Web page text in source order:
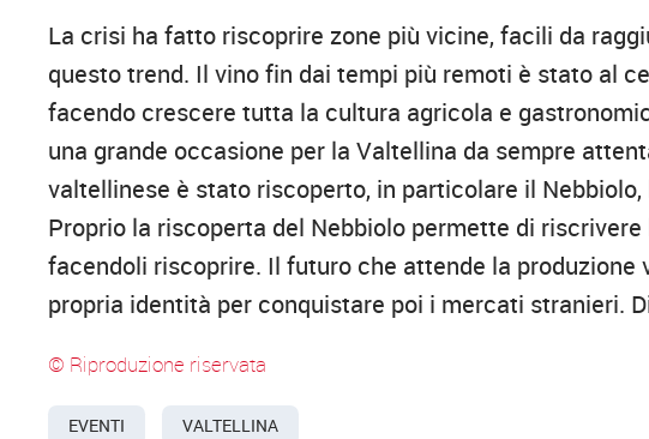
La crisi ha fatto riscoprire zone più vicine, facili da
questo trend. Il vino fin dai tempi più remoti è stato al
facendo crescere tutta la cultura agricola e
una grande occasione per la Valtellina da sempre
valtellinese è stato riscoperto, in particolare il
Proprio la riscoperta del Nebbiolo permette di
facendoli riscoprire. Il futuro che attende la
propria identità per conquistare poi i mercati stranieri.
© Riproduzione riservata
EVENTI VALTELLINA